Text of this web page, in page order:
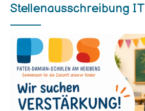
Stellenausschreibung IT